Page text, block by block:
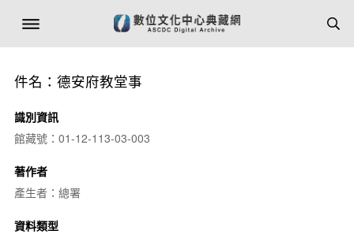
件名：德安府教堂事
識別資訊
館藏號：01-12-113-03-003
著作者
產生者：總署
資料類型